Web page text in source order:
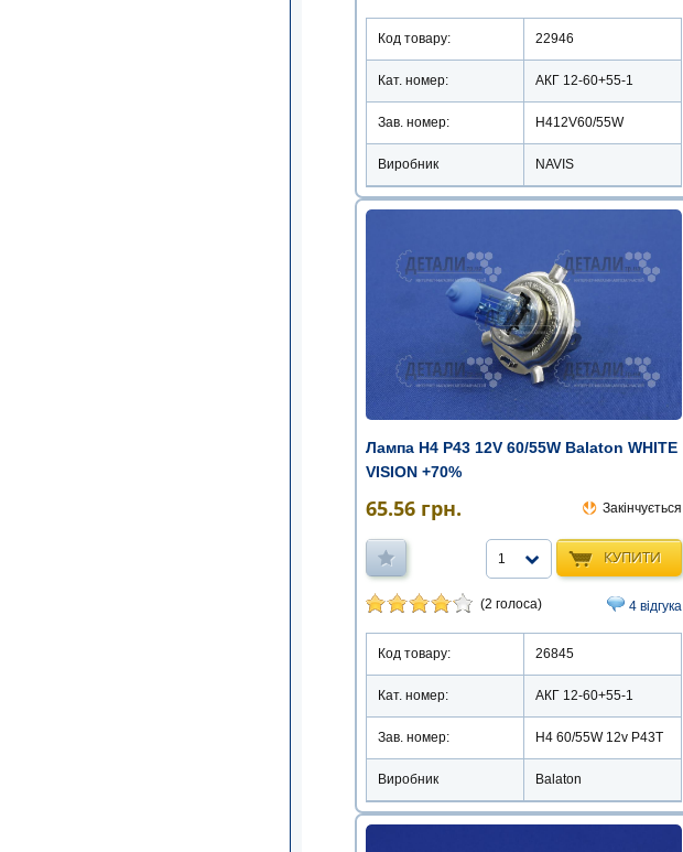
Код товару: 22946
Кат. номер: АКГ 12-60+55-1
Зав. номер: H412V60/55W
Виробник NAVIS
Лампа Н4 Р43 12V 60/55W Balaton WHITE
VISION +70%
65.56 грн. Закінчується
КУПИТИ
1
(2 голоса) 4 відгука
Код товару: 26845
Кат. номер: АКГ 12-60+55-1
Зав. номер: Н4 60/55W 12v P43T
Виробник Balaton